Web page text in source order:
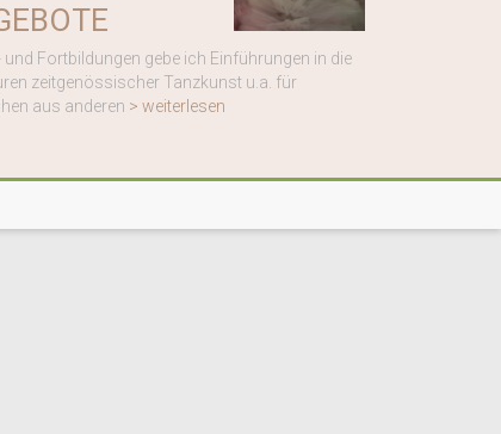
und Fortbildungen gebe ich Einführungen in die
zeitgenössischer Tanzkunst u.a. für
aus anderen > weiterlesen